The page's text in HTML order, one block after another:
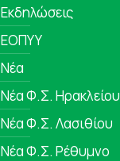
Εκδηλώσεις
ΕΟΠΥΥ
Νέα
Νέα Φ.Σ. Ηρακλείου
Νέα Φ.Σ. Λασιθίου
Νέα Φ.Σ. Ρέθυμνο